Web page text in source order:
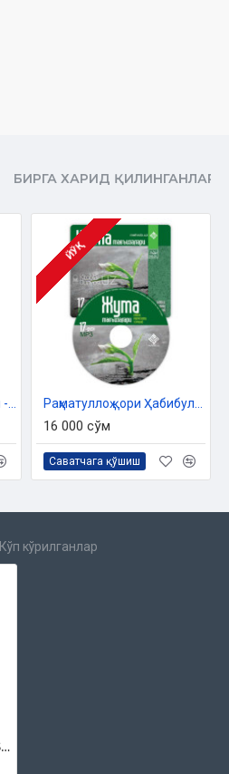
БИРГА ХАРИД ҚИЛИНГАНЛАР
ЙЎҚ
16 000 сўм
Саватчага қўшиш
Кўп кўрилганлар
Раҳматуллоҳ қори Ҳабибуллоҳ ўғли «Жумъа мавъизалари» 4-диск (МР3)